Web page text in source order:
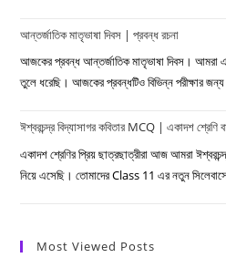
আন্তর্জাতিক মাতৃভাষা দিবস | প্রবন্ধ রচনা
আজকের প্রবন্ধ আন্তর্জাতিক মাতৃভাষা দিবস। আমরা
তুলে ধরেছি। আজকের প্রবন্ধটিও বিভিন্ন পরীক্ষার
ঈশ্বরচন্দ্র বিদ্যাসাগর কবিতার MCQ | একাদশ শ্রেণি
একাদশ শ্রেণির প্রিয় ছাত্রছাত্রীরা আজ আমরা
নিয়ে এসেছি। তোমাদের Class 11 এর নতুন
Most Viewed Posts